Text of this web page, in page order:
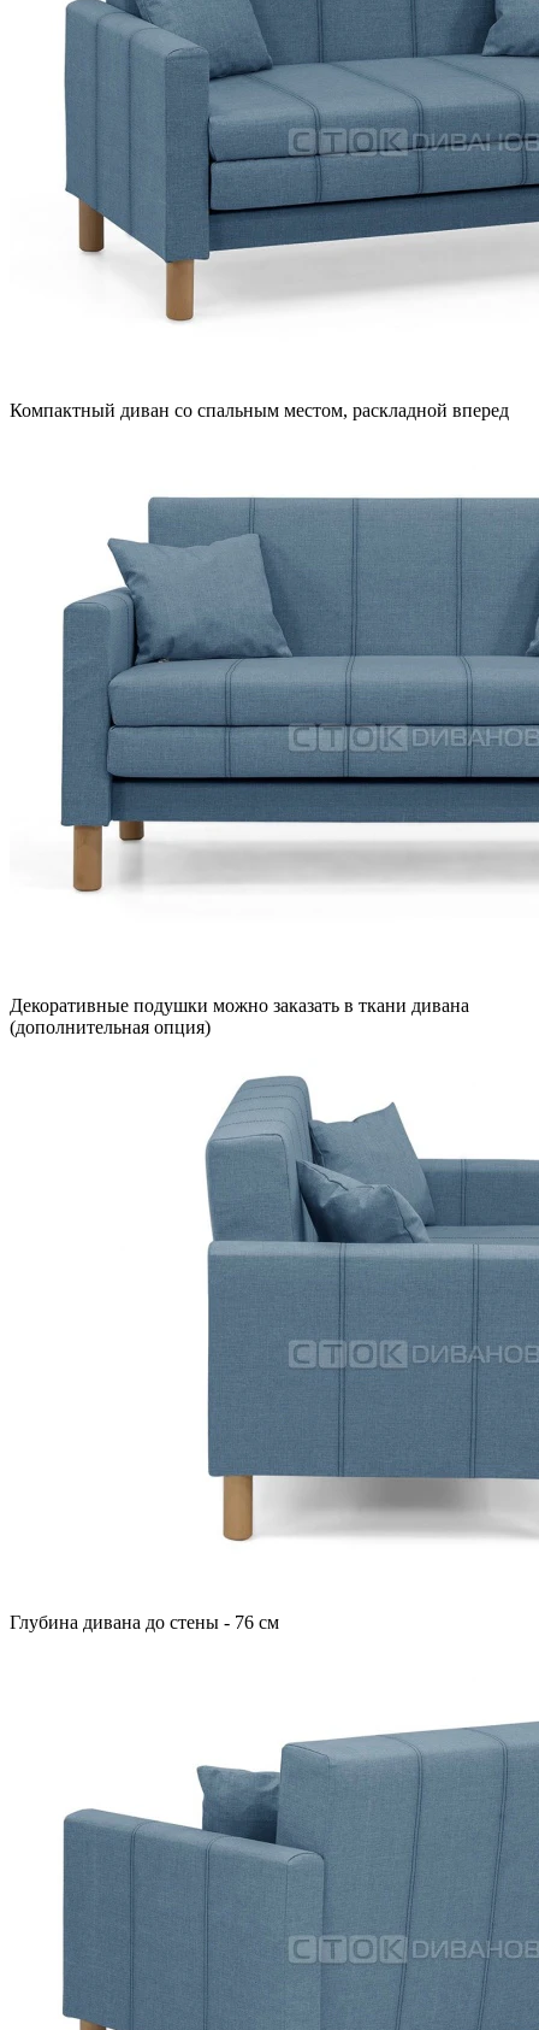
Компактный диван со спальным местом, раскладной вперед
Декоративные подушки можно заказать в ткани дивана
(дополнительная опция)
Глубина дивана до стены - 76 см